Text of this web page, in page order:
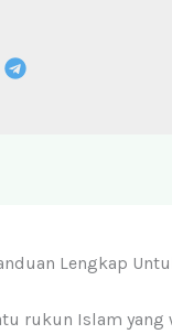
Lengkap
rukun Islam